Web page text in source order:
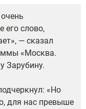
его слово,
— сказал
«Москва.
Зарубину.
«Но
для нас превыше